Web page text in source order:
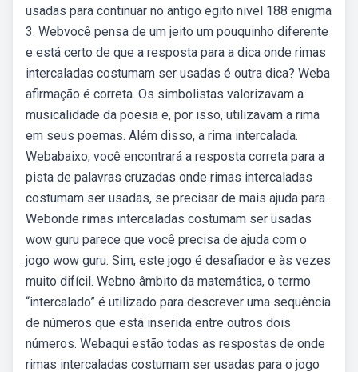
usadas para continuar no antigo egito nivel 188 enigma
3. Webvocê pensa de um jeito um pouquinho diferente
e está certo de que a resposta para a dica onde rimas
intercaladas costumam ser usadas é outra dica? Weba
afirmação é correta. Os simbolistas valorizavam a
musicalidade da poesia e, por isso, utilizavam a rima
em seus poemas. Além disso, a rima intercalada.
Webabaixo, você encontrará a resposta correta para a
pista de palavras cruzadas onde rimas intercaladas
costumam ser usadas, se precisar de mais ajuda para.
Webonde rimas intercaladas costumam ser usadas
wow guru parece que você precisa de ajuda com o
jogo wow guru. Sim, este jogo é desafiador e às vezes
muito difícil. Webno âmbito da matemática, o termo
“intercalado” é utilizado para descrever uma sequência
de números que está inserida entre outros dois
números. Webaqui estão todas as respostas de onde
rimas intercaladas costumam ser usadas para o jogo